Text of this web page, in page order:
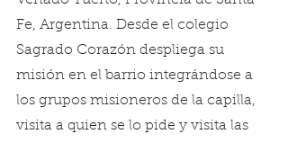
Fe, Argentina. Desde el colegio
Sagrado Corazón despliega su
misión en el barrio integrándose a
los grupos misioneros de la capilla,
visita a quien se lo pide y visita las